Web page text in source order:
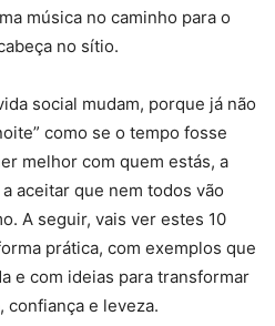
música no caminho para o
no sítio.
social mudam, porque já não
como se o tempo fosse
melhor com quem estás, a
aceitar que nem todos vão
A seguir, vais ver estes 10
prática, com exemplos que
e com ideias para transformar
confiança e leveza.